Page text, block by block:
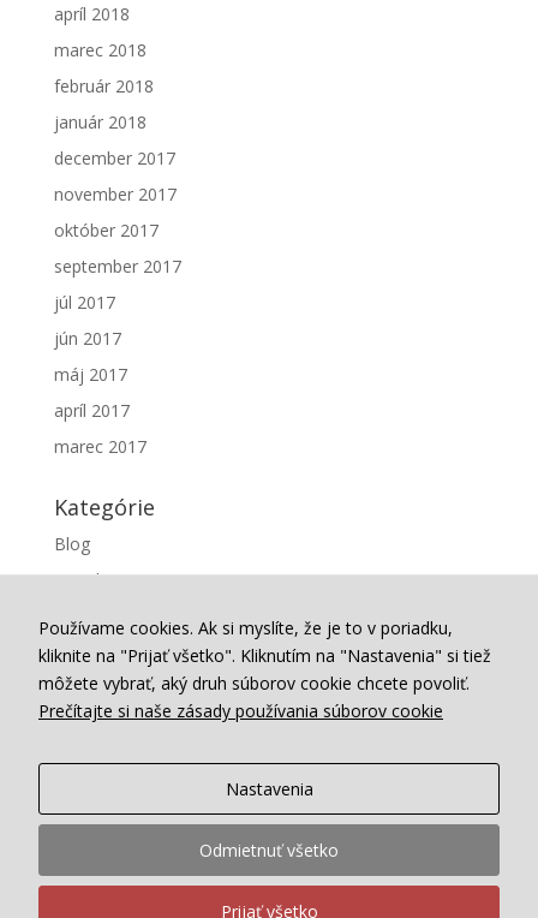
apríl 2018
marec 2018
február 2018
január 2018
december 2017
november 2017
október 2017
september 2017
júl 2017
jún 2017
máj 2017
apríl 2017
marec 2017
Kategórie
Blog
Projekty
Webstránka
Meta
Prihlásiť sa
WordPress.org
Používame cookies. Ak si myslíte, že je to v poriadku,
kliknite na "Prijať všetko". Kliknutím na "Nastavenia" si tiež
môžete vybrať, aký druh súborov cookie chcete povoliť.
Prečítajte si naše zásady používania súborov cookie
Nastavenia
Odmietnuť všetko
Prijať všetko